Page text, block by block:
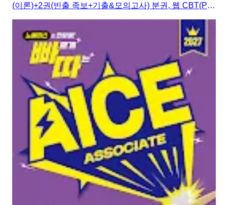
(이론)+2권(빈출 족보+기출&모의고사) 분권, 웹 CBT(PC/